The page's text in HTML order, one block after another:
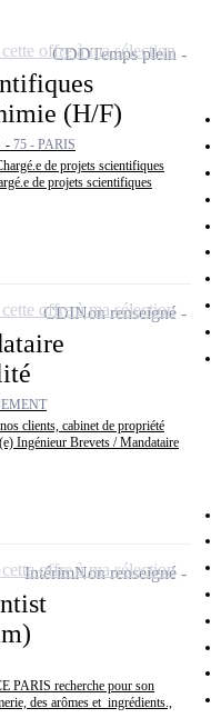
(H/F)
- 75 - PARIS
de projets scientifiques
de projets scientifiques
CDDTemps plein
offre à ma sélection
clients, cabinet de propriété
Ingénieur Brevets / Mandataire
CDINon renseigné
offre à ma sélection
PARIS recherche pour son
des arômes et ingrédients.,
IntérimNon renseigné
offre à ma sélection